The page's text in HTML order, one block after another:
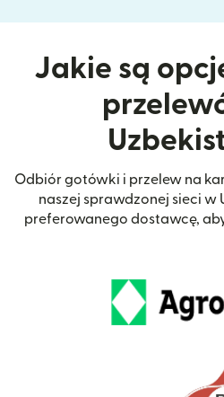
Jakie są
Odbiór gotówki i przelew na
naszej sprawdzonej sieci w
preferowanego dostawcę,